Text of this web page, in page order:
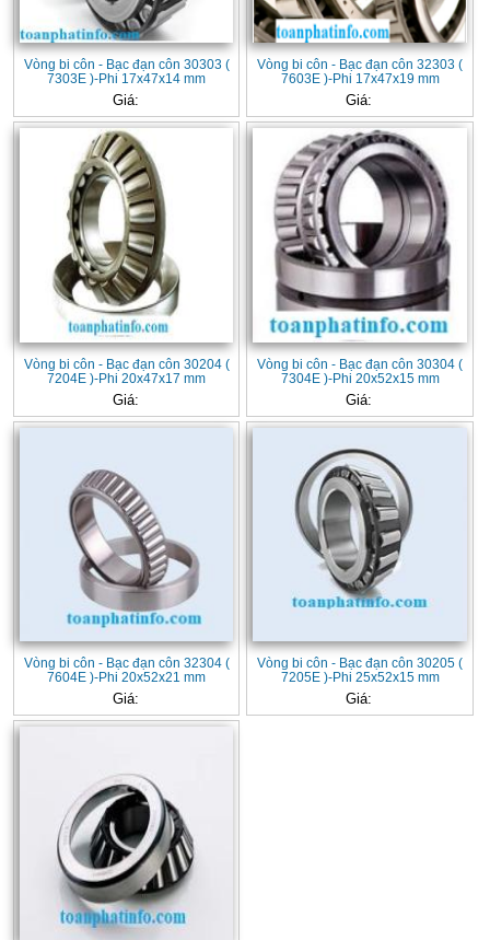
Vòng bi côn - Bạc đạn côn 30303 (
7303E )-Phi 17x47x14 mm
Giá:
Vòng bi côn - Bạc đạn côn 32303 (
7603E )-Phi 17x47x19 mm
Giá:
Vòng bi côn - Bạc đạn côn 30204 (
7204E )-Phi 20x47x17 mm
Giá:
Vòng bi côn - Bạc đạn côn 30304 (
7304E )-Phi 20x52x15 mm
Giá:
Vòng bi côn - Bạc đạn côn 32304 (
7604E )-Phi 20x52x21 mm
Giá:
Vòng bi côn - Bạc đạn côn 30205 (
7205E )-Phi 25x52x15 mm
Giá: